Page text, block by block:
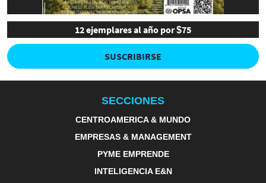
12 ejemplares al año por $75
SUSCRIBIRSE
SECCIONES
CENTROAMERICA & MUNDO
EMPRESAS & MANAGEMENT
PYME EMPRENDE
INTELIGENCIA E&N